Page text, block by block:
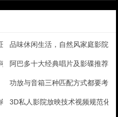
手册(原创翻译)五
品味休闲生活，自然风家庭影院规
方阿巴多十大经典唱片及影碟推荐
功放与音箱三种匹配方式都要考虑
器材匹配误区
3D私人影院放映技术视频规范化